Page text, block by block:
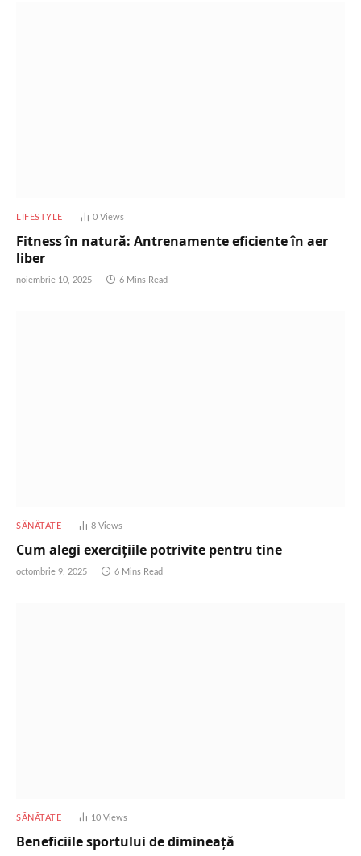
LIFESTYLE 0 Views
Fitness în natură: Antrenamente eficiente în aer
liber
noiembrie 10, 2025 6 Mins Read
SĂNĂTATE 8Views
Cum alegi exercițiile potrivite pentru tine
octombrie 9, 2025 6 Mins Read
SĂNĂTATE 10Views
Beneficiile sportului de dimineață